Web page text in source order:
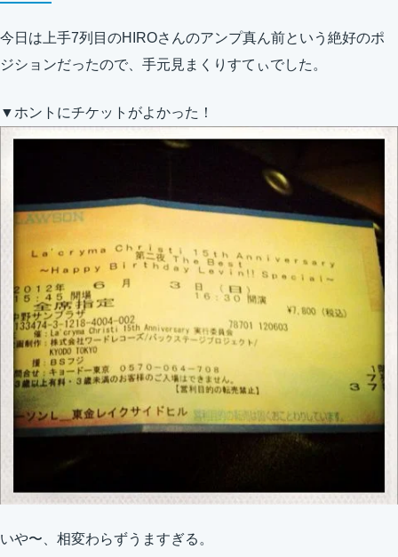
今日は上手7列目のHIROさんのアンプ真ん前という絶好のポ
ジションだったので、手元見まくりすてぃでした。
▼ホントにチケットがよかった！
いや〜、相変わらずうますぎる。